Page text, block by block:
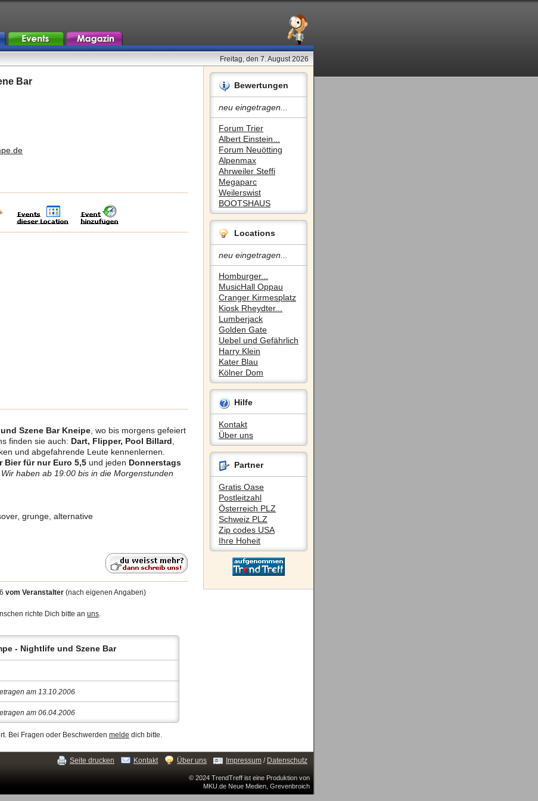
Freitag, den 7. August 2026
Bewertungen
neu eingetragen...
Forum Trier
Albert Einstein...
Forum Neuötting
Alpenmax
Ahrweiler Steffi
Megaparc
Weilerswist
BOOTSHAUS
Locations
neu eingetragen...
Homburger...
MusicHall Oppau
Cranger Kirmesplatz
Kiosk Rheydter...
Lumberjack
Golden Gate
Uebel und Gefährlich
Harry Klein
Kater Blau
Kölner Dom
Hilfe
Kontakt
Über uns
Partner
Gratis Oase
Postleitzahl
Österreich PLZ
Schweiz PLZ
Zip codes USA
Ihre Hoheit
Bar
Szene Bar Kneipe , wo bis morgens gefeiert
finden sie auch: Dart, Flipper, Pool Billard
und abgefahrende Leute kennenlernen.
Bier für nur Euro 5,5 und jeden Donnerstags
Wir haben ab 19:00 bis in die Morgenstunden
grunge, alternative
vom Veranstalter (nach eigenen Angaben)
richte Dich bitte an uns.
- Nightlife und Szene Bar
am 13.10.2006
am 06.04.2006
Bei Fragen oder Beschwerden melde dich bitte.
Seite drucken Kontakt Über uns Impressum / Datenschutz
© 2024 TrendTreff ist eine Produktion von
MKU.de Neue Medien, Grevenbroich